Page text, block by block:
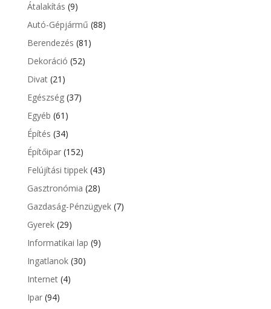
Átalakítás (9)
Autó-Gépjármű (88)
Berendezés (81)
Dekoráció (52)
Divat(21)
Egészség(37)
Egyéb (61)
Építés (34)
Építőipar(152)
Felújítási tippek(43)
Gasztronómia (28)
Gazdaság-Pénzügyek(7)
Gyerek(29)
Informatikai lap (9)
Ingatlanok(30)
Internet(4)
Ipar(94)